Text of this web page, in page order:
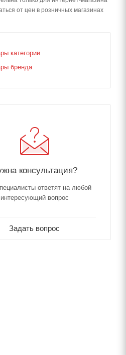
от цен в розничных магазинах
категории
бренда
консультация?
ответят на любой
интересующий вопрос
Задать вопрос